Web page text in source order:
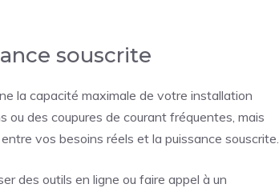
souscrite
la capacité maximale de votre installation
ou des coupures de courant fréquentes, mais
vos besoins réels et la puissance souscrite.
des outils en ligne ou faire appel à un